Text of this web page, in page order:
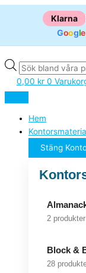
Hoppa
Klarna
Google
Products
search
0,00 kr 0
Hem
Stäng
2 produkter
Block &
28
Products
search
Products
search